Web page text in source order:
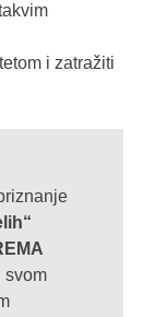
i zatražiti
svom